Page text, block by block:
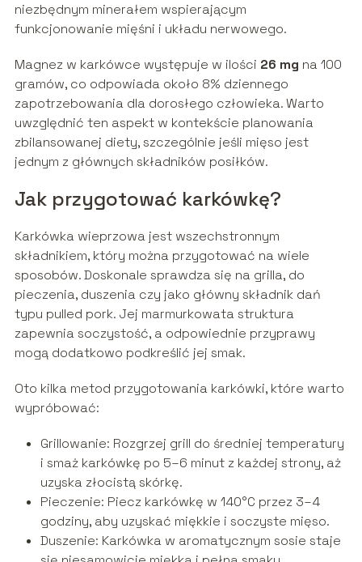
niezbędnym minerałem wspierającym
funkcjonowanie mięśni i układu nerwowego.
Magnez w karkówce występuje w ilości 26 mg na 100
gramów, co odpowiada około 8% dziennego
zapotrzebowania dla dorosłego człowieka. Warto
uwzględnić ten aspekt w kontekście planowania
zbilansowanej diety, szczególnie jeśli mięso jest
jednym z głównych składników posiłków.
Jak przygotować karkówkę?
Karkówka wieprzowa jest wszechstronnym
składnikiem, który można przygotować na wiele
sposobów. Doskonale sprawdza się na grilla, do
pieczenia, duszenia czy jako główny składnik dań
typu pulled pork. Jej marmurkowata struktura
zapewnia soczystość, a odpowiednie przyprawy
mogą dodatkowo podkreślić jej smak.
Oto kilka metod przygotowania karkówki, które warto
wypróbować:
Grillowanie: Rozgrzej grill do średniej temperatury
i smaż karkówkę po 5–6 minut z każdej strony, aż
uzyska złocistą skórkę.
Pieczenie: Piecz karkówkę w 140°C przez 3–4
godziny, aby uzyskać miękkie i soczyste mięso.
Duszenie: Karkówka w aromatycznym sosie staje